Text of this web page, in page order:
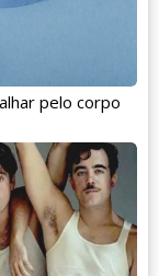
pelo corpo